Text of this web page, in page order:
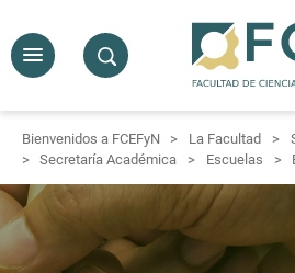
Bienvenidos a FCEFyN La Facultad
Secretaría Académica
Escuelas